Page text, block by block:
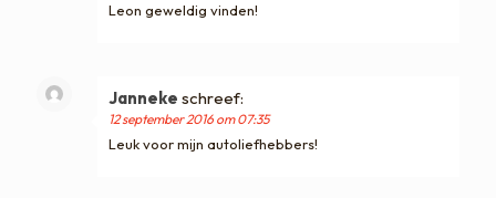
Leon geweldig vinden!
Janneke schreef:
12 september 2016 om 07:35
Leuk voor mijn autoliefhebbers!